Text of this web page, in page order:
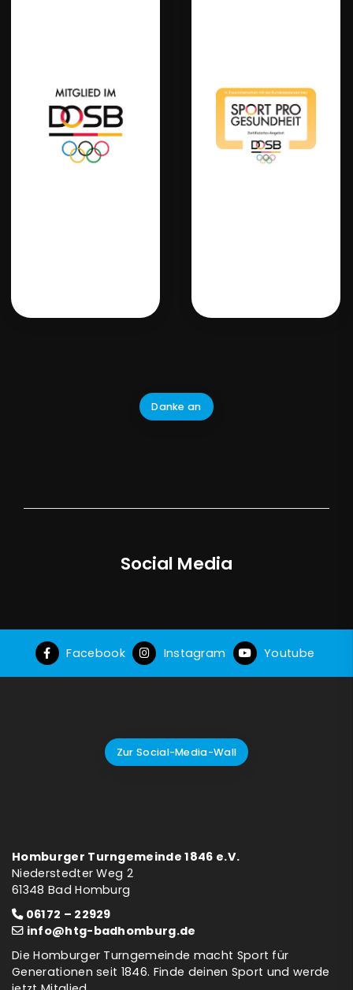
Danke an
Social Media
Facebook Instagram Youtube
Zur Social-Media-Wall
Homburger Turngemeinde 1846 e.V.
Niederstedter Weg 2
61348 Bad Homburg
06172 – 22929
info@htg-badhomburg.de
Die Homburger Turngemeinde macht Sport für
Generationen seit 1846. Finde deinen Sport und werde